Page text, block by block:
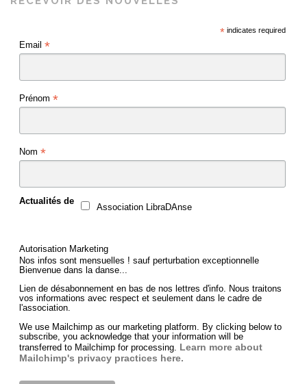
*indicates required
Email *
Prénom *
Nom *
Actualités de
Association LibraDAnse
Autorisation Marketing
Nos infos sont mensuelles ! sauf perturbation exceptionnelle
Bienvenue dans la danse...
Lien de désabonnement en bas de nos lettres d'info. Nous traitons
vos informations avec respect et seulement dans le cadre de
l'association.
We use Mailchimp as our marketing platform. By clicking below to
subscribe, you acknowledge that your information will be
transferred to Mailchimp for processing.
Learn more about
Mailchimp's privacy practices here.